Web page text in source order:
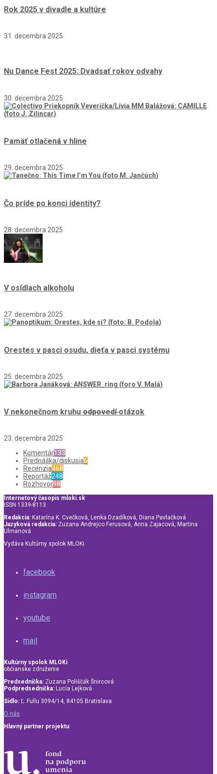
Rok 2025 v divadle a kultúre
31. decembra 2025
Nu Dance Fest 2025: Dvadsať rokov odvahy
30. decembra 2025
Pamäť otlačená v hline
29. decembra 2025
Čo príde po konci identity?
28. decembra 2025
V osídlach alkoholu
27. decembra 2025
Orestes v pasci osudu, dieťa v pasci systému
25. decembra 2025
V nekonečnom kruhu odpovedíotázok
23. decembra 2025
Komentár133
Prednáška/diskusia6
Recenzia468
Reportáž248
Rozhovor98
Internetový časopis mloki.sk
ISSN 1339-8113
Redakcia: Katarína K. Cvečková, Lenka Dzadíková, Diana Pavlačková
Jazyková redakcia: Zuzana Andrejco Ferusová, Anna Zajacová, Martina
Ulmanová
Vydáva Kultúrny spolok MLOKi.
facebook
instagram
youtube
mail
Kultúrny spolok MLOKi
občianske združenie
Predsedníčka: Zuzana Poliščák Šnircová
Podpredsedníčka: Lucia Lejková
Sídlo: Ľ. Fullu 3094/14, 84105 Bratislava
O nás
Hlavný partner projektu